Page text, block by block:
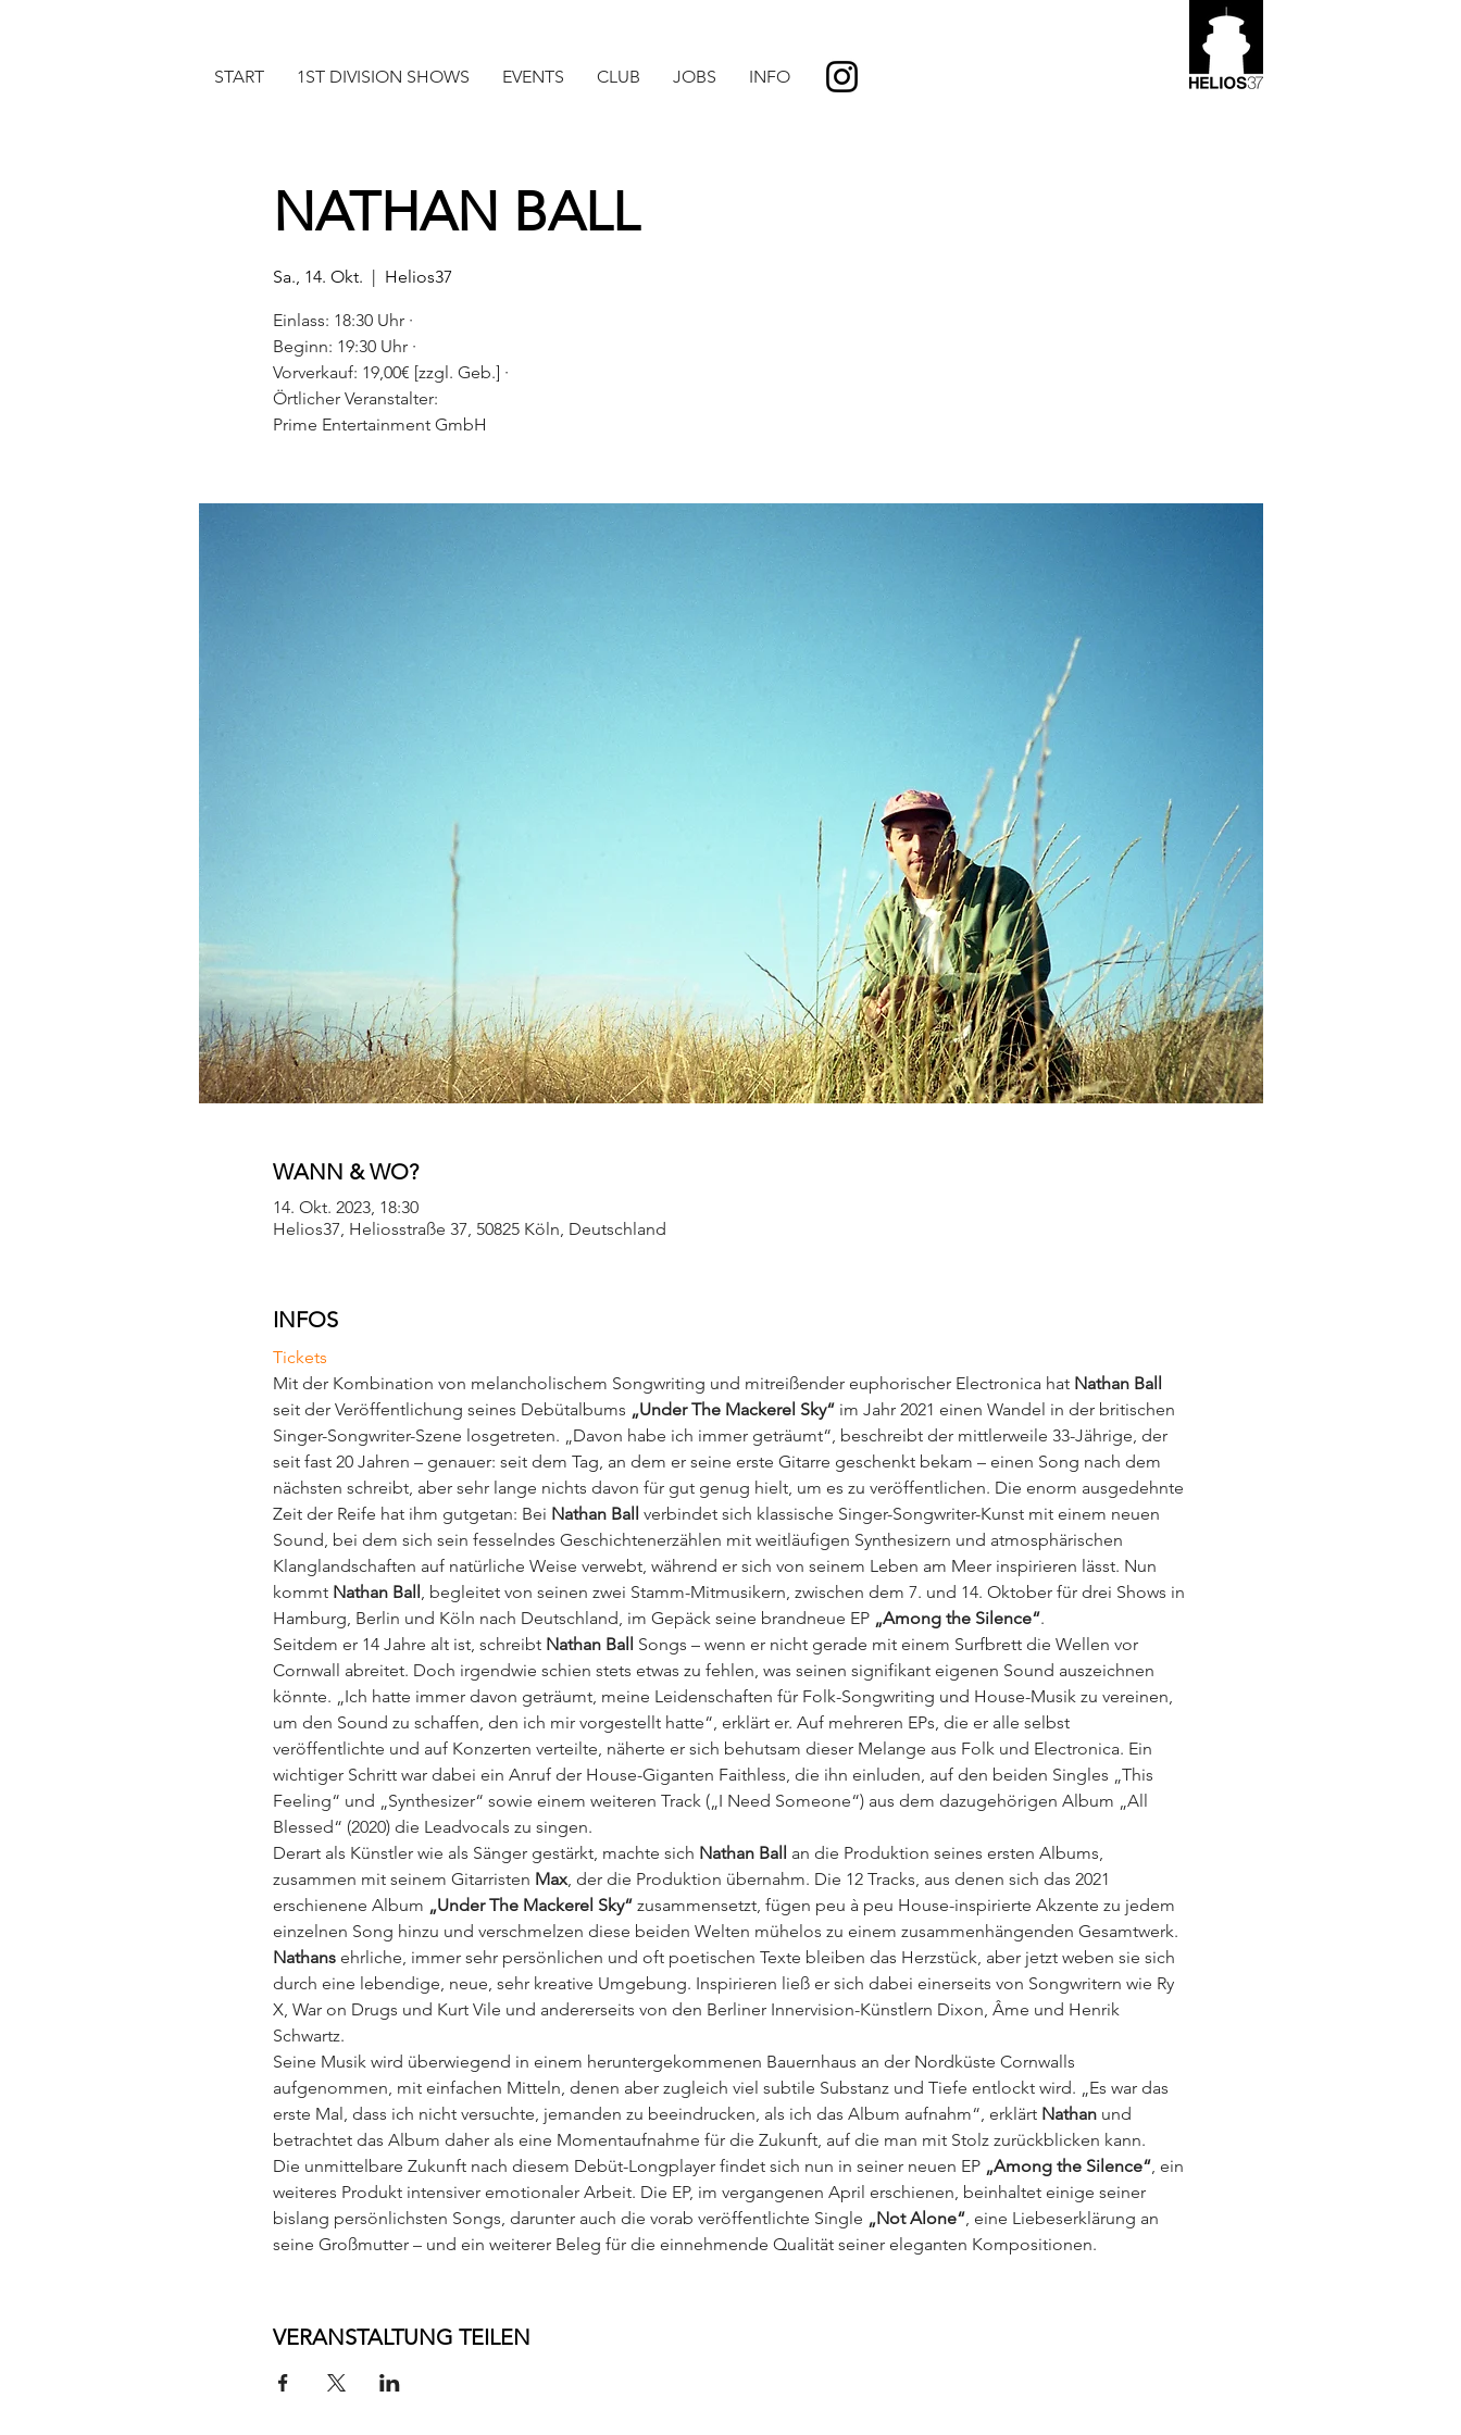
START 1ST DIVISION SHOWS EVENTS CLUB JOBS INFO
NATHAN BALL
Sa., 14. Okt.
  |
Helios37
Einlass: 18:30 Uhr ·
Beginn: 19:30 Uhr ·
Vorverkauf: 19,00€ [zzgl. Geb.] ·
Örtlicher Veranstalter:
Prime Entertainment GmbH
WANN & WO?
14. Okt. 2023, 18:30
Helios37, Heliosstraße 37, 50825 Köln, Deutschland
INFOS
Tickets
Mit der Kombination von melancholischem Songwriting und mitreißender euphorischer Electronica hat Nathan Ball
seit der Veröffentlichung seines Debütalbums „Under The Mackerel Sky“ im Jahr 2021 einen Wandel in der britischen
Singer-Songwriter-Szene losgetreten. „Davon habe ich immer geträumt“, beschreibt der mittlerweile 33-Jährige, der
seit fast 20 Jahren – genauer: seit dem Tag, an dem er seine erste Gitarre geschenkt bekam – einen Song nach dem
nächsten schreibt, aber sehr lange nichts davon für gut genug hielt, um es zu veröffentlichen. Die enorm ausgedehnte
Zeit der Reife hat ihm gutgetan: Bei Nathan Ball verbindet sich klassische Singer-Songwriter-Kunst mit einem neuen
Sound, bei dem sich sein fesselndes Geschichtenerzählen mit weitläufigen Synthesizern und atmosphärischen
Klanglandschaften auf natürliche Weise verwebt, während er sich von seinem Leben am Meer inspirieren lässt. Nun
kommt Nathan Ball, begleitet von seinen zwei Stamm-Mitmusikern, zwischen dem 7. und 14. Oktober für drei Shows in
Hamburg, Berlin und Köln nach Deutschland, im Gepäck seine brandneue EP „Among the Silence“.
Seitdem er 14 Jahre alt ist, schreibt Nathan Ball Songs – wenn er nicht gerade mit einem Surfbrett die Wellen vor
Cornwall abreitet. Doch irgendwie schien stets etwas zu fehlen, was seinen signifikant eigenen Sound auszeichnen
könnte. „Ich hatte immer davon geträumt, meine Leidenschaften für Folk-Songwriting und House-Musik zu vereinen,
um den Sound zu schaffen, den ich mir vorgestellt hatte“, erklärt er. Auf mehreren EPs, die er alle selbst
veröffentlichte und auf Konzerten verteilte, näherte er sich behutsam dieser Melange aus Folk und Electronica. Ein
wichtiger Schritt war dabei ein Anruf der House-Giganten Faithless, die ihn einluden, auf den beiden Singles „This
Feeling“ und „Synthesizer“ sowie einem weiteren Track („I Need Someone“) aus dem dazugehörigen Album „All
Blessed“ (2020) die Leadvocals zu singen.
Derart als Künstler wie als Sänger gestärkt, machte sich Nathan Ball an die Produktion seines ersten Albums,
zusammen mit seinem Gitarristen Max, der die Produktion übernahm. Die 12 Tracks, aus denen sich das 2021
erschienene Album „Under The Mackerel Sky“ zusammensetzt, fügen peu à peu House-inspirierte Akzente zu jedem
einzelnen Song hinzu und verschmelzen diese beiden Welten mühelos zu einem zusammenhängenden Gesamtwerk.
Nathans ehrliche, immer sehr persönlichen und oft poetischen Texte bleiben das Herzstück, aber jetzt weben sie sich
durch eine lebendige, neue, sehr kreative Umgebung. Inspirieren ließ er sich dabei einerseits von Songwritern wie Ry
X, War on Drugs und Kurt Vile und andererseits von den Berliner Innervision-Künstlern Dixon, Âme und Henrik
Schwartz.
Seine Musik wird überwiegend in einem heruntergekommenen Bauernhaus an der Nordküste Cornwalls
aufgenommen, mit einfachen Mitteln, denen aber zugleich viel subtile Substanz und Tiefe entlockt wird. „Es war das
erste Mal, dass ich nicht versuchte, jemanden zu beeindrucken, als ich das Album aufnahm“, erklärt Nathan und
betrachtet das Album daher als eine Momentaufnahme für die Zukunft, auf die man mit Stolz zurückblicken kann.
Die unmittelbare Zukunft nach diesem Debüt-Longplayer findet sich nun in seiner neuen EP „Among the Silence“, ein
weiteres Produkt intensiver emotionaler Arbeit. Die EP, im vergangenen April erschienen, beinhaltet einige seiner
bislang persönlichsten Songs, darunter auch die vorab veröffentlichte Single „Not Alone“, eine Liebeserklärung an
seine Großmutter – und ein weiterer Beleg für die einnehmende Qualität seiner eleganten Kompositionen.
VERANSTALTUNG TEILEN